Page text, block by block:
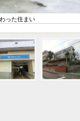
った住まい